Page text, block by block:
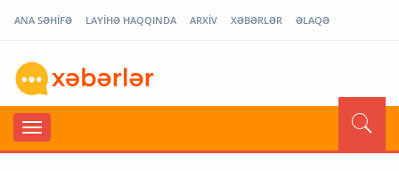
ANA SƏHİFƏ LAYİHƏ HAQQINDA ARXİV XƏBƏRLƏR ƏLAQƏ